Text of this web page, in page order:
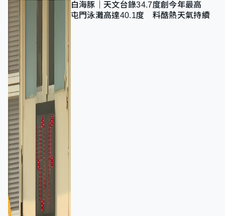
白海豚｜天文台錄34.7度創今年最高
屯門泳灘高達40.1度 料酷熱天氣持續